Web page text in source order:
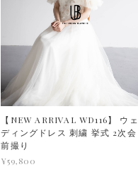
【NEW ARRIVAL WD116】 ウェ
ディングドレス 刺繍 挙式 2次会
前撮り
¥59,800